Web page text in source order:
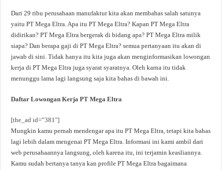
Dari 29 ribu perusahaan manufaktur kita akan membahas salah satunya
yaitu PT Mega Eltra. Apa itu PT Mega Eltra? Kapan PT Mega Eltra
didirikan? PT Mega Eltra bergerak di bidang apa? PT Mega Eltra milik
siapa? Dan berapa gaji di PT Mega Eltra? semua pertanyaan itu akan di
jawab di sini. Tidak hanya itu kita juga akan menginformasikan lowongan
kerja di PT Mega Eltra juga syarat syaratnya. Oleh karna itu tidak
menunggu lama lagi langsung saja kita bahas di bawah ini.
Daftar Lowongan Kerja PT Mega Eltra
[the_ad id=”381″]
Mungkin kamu pernah mendengar apa itu PT Mega Eltra, tetapi kita bahas
lagi lebih dalam mengenai PT Mega Eltra. Informasi ini kami ambil dari
web perusahaannya langsung, oleh karena itu, ini terjamin keasliannya.
Kamu sudah bertanya tanya kan profile PT Mega Eltra bagaimana